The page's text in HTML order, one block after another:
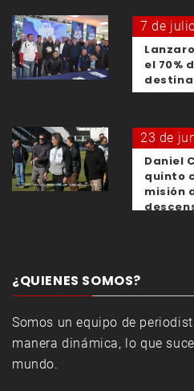
7 de
el 70%
23 de
Daniel
quinto
misión
¿QUIENES SOMOS?
Somos un equipo de
manera dinámica, lo que
mundo.